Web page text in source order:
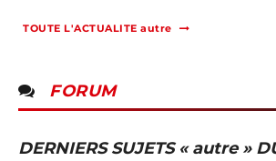
TOUTE L'ACTUALITE autre
FORUM
DERNIERS SUJETS « autre »